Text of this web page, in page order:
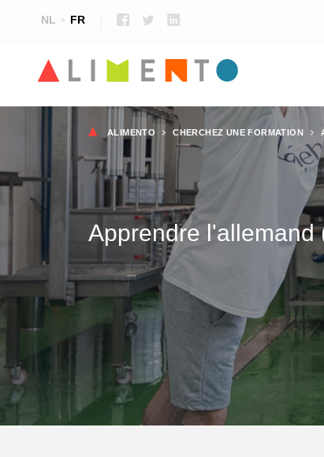
NL FR
Fil
d'Ariane
ALIMENTO CHERCHEZ UNE FORMATION
Apprendre l'allemand